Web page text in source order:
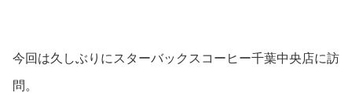
今回は久しぶりにスターバックスコーヒー千葉中央店に訪
問。